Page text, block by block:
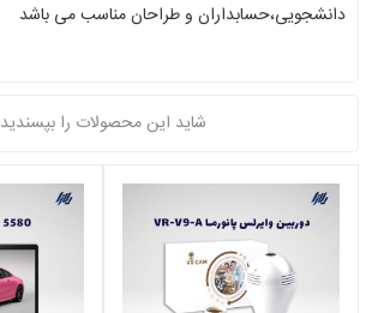
دانشجویی،حسابداران و طراحان مناسب می باشد
شاید این محصولات را بپسندید